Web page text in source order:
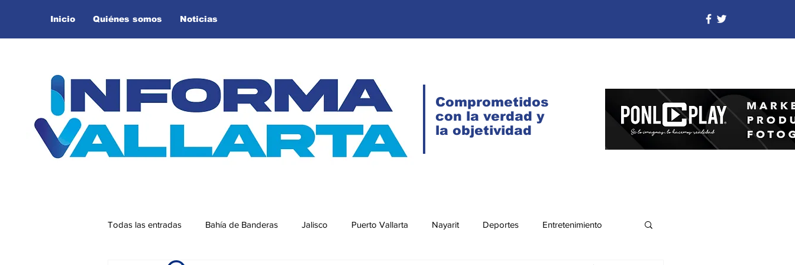
Inicio Quiénes somos Noticias
Comprometidos
con la verdad y
la objetividad
Todas las entradas Bahía de Banderas Jalisco Puerto Vallarta Nayarit Deportes Entretenimiento